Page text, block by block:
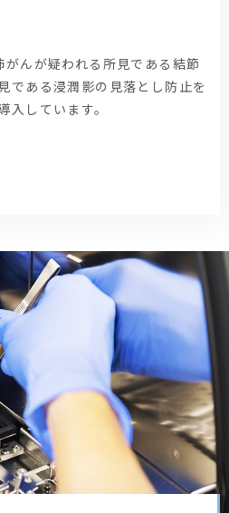
んが疑われる所見である結節
である浸潤影の見落とし防止を
入しています。